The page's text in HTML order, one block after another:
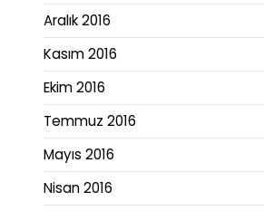
Aralık 2016
Kasım 2016
Ekim 2016
Temmuz 2016
Mayıs 2016
Nisan 2016